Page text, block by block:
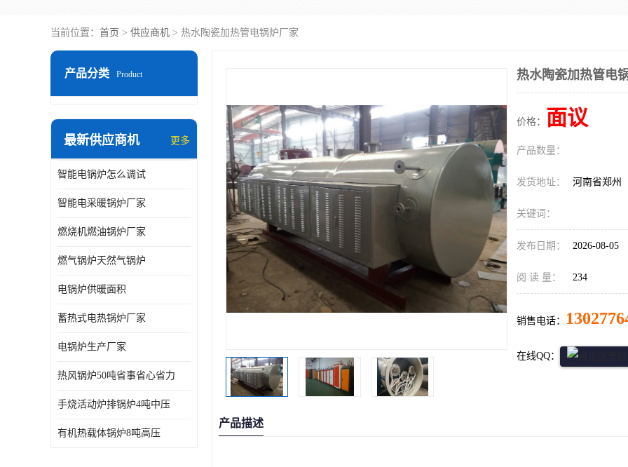
当前位置： 首页 > 供应商机 > 热水陶瓷加热管电锅炉厂家
产品分类 Product
最新供应商机 更多
智能电锅炉怎么调试
智能电采暖锅炉厂家
燃烧机燃油锅炉厂家
燃气锅炉天然气锅炉
电锅炉供暖面积
蓄热式电热锅炉厂家
电锅炉生产厂家
热风锅炉50吨省事省心省力
手烧活动炉排锅炉4吨中压
有机热载体锅炉8吨高压
热水陶瓷加热管电
价格： 面议
产品数量：
发货地址： 河南省郑州
关键词：
发布日期： 2026-08-05
阅 读 量： 234
销售电话：
在线QQ：
产品描述